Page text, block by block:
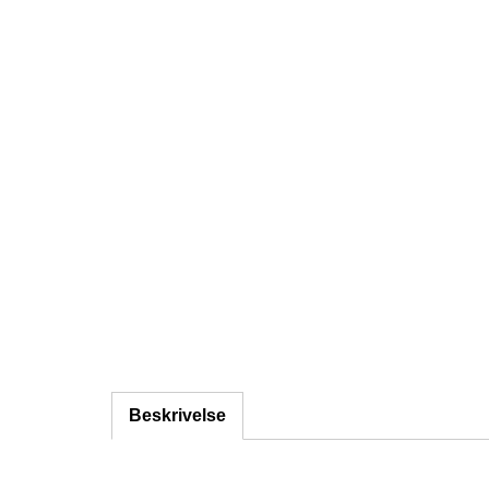
Beskrivelse